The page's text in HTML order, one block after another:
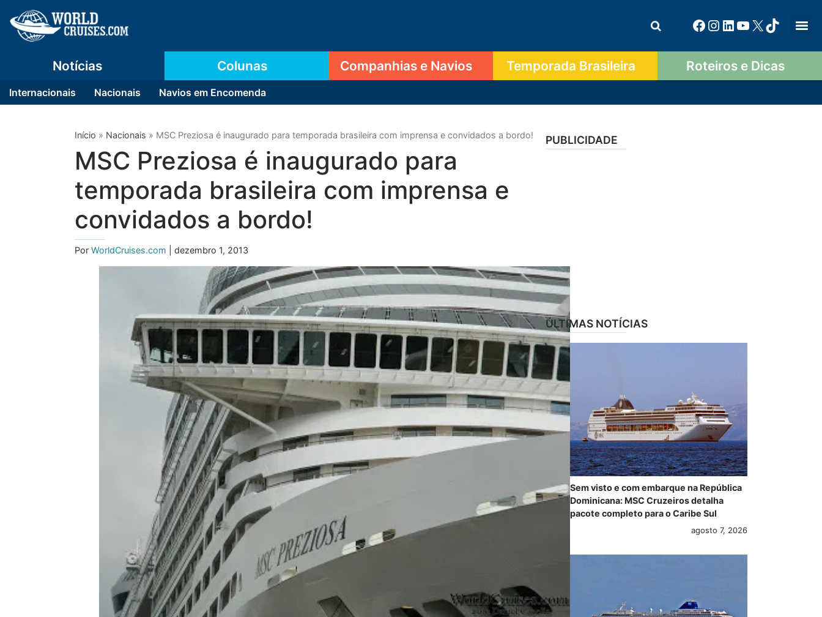
Notícias
Internacionais Nacionais Navios em Encomenda
Colunas Companhias e Navios Temporada Brasileira Roteiros e Dicas
Início » Nacionais » MSC Preziosa é inaugurado para temporada brasileira com imprensa e convidados a bordo!
MSC Preziosa é inaugurado para
temporada brasileira com imprensa e
convidados a bordo!
Por WorldCruises.com | dezembro 1, 2013
PUBLICIDADE
ÚLTIMAS NOTÍCIAS
Sem visto e com embarque na República
Dominicana: MSC Cruzeiros detalha
pacote completo para o Caribe Sul
agosto 7, 2026